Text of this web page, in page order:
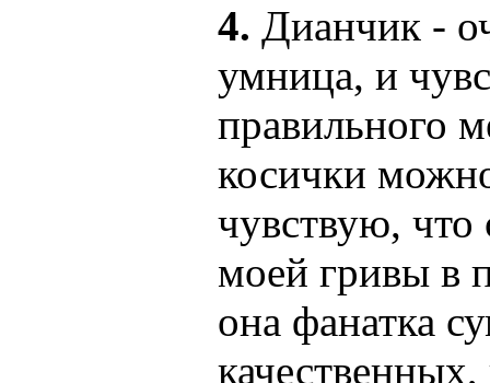
4. Дианчик -
умница, и
правильного
косички
чувствую,
моей гривы в
она фанатка